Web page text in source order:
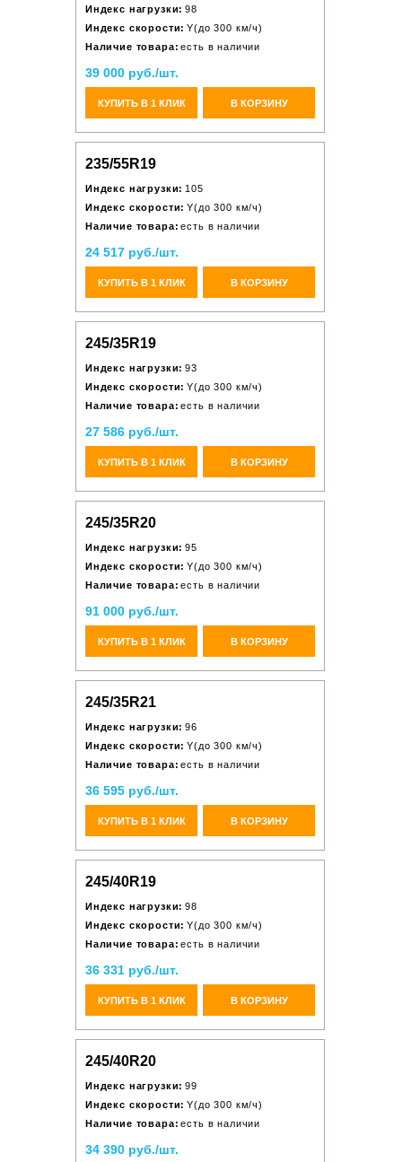
Индекс нагрузки: 98
Индекс скорости: Y(до 300 км/ч)
Наличие товара: есть в наличии
39 000 руб./шт.
КУПИТЬ В 1 КЛИК В КОРЗИНУ
235/55R19
Индекс нагрузки: 105
Индекс скорости: Y(до 300 км/ч)
Наличие товара: есть в наличии
24 517 руб./шт.
КУПИТЬ В 1 КЛИК В КОРЗИНУ
245/35R19
Индекс нагрузки: 93
Индекс скорости: Y(до 300 км/ч)
Наличие товара: есть в наличии
27 586 руб./шт.
КУПИТЬ В 1 КЛИК В КОРЗИНУ
245/35R20
Индекс нагрузки: 95
Индекс скорости: Y(до 300 км/ч)
Наличие товара: есть в наличии
91 000 руб./шт.
КУПИТЬ В 1 КЛИК В КОРЗИНУ
245/35R21
Индекс нагрузки: 96
Индекс скорости: Y(до 300 км/ч)
Наличие товара: есть в наличии
36 595 руб./шт.
КУПИТЬ В 1 КЛИК В КОРЗИНУ
245/40R19
Индекс нагрузки: 98
Индекс скорости: Y(до 300 км/ч)
Наличие товара: есть в наличии
36 331 руб./шт.
КУПИТЬ В 1 КЛИК В КОРЗИНУ
245/40R20
Индекс нагрузки: 99
Индекс скорости: Y(до 300 км/ч)
Наличие товара: есть в наличии
34 390 руб./шт.